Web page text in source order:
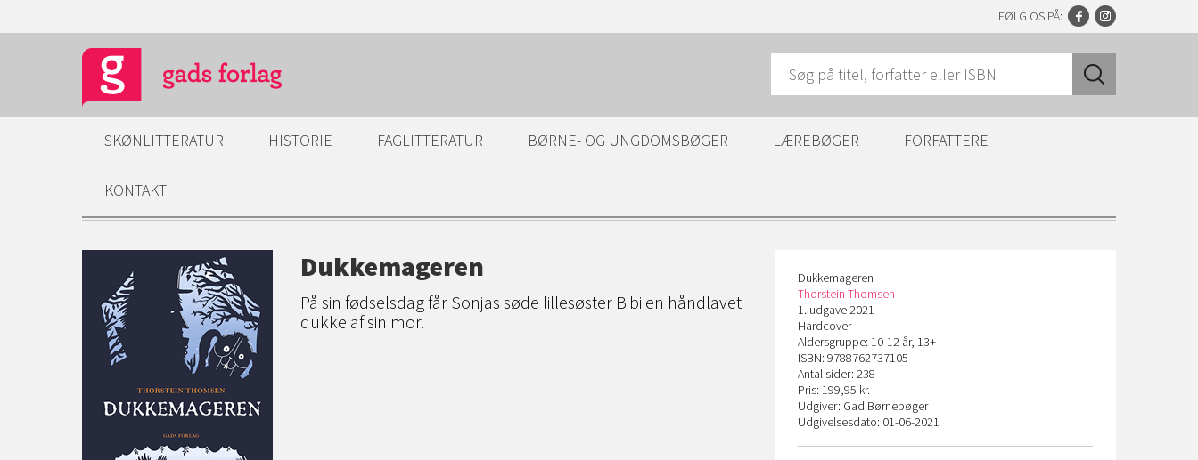
FØLG OS PÅ:
SKØNLITTERATUR HISTORIE FAGLITTERATUR BØRNE- OG UNGDOMSBØGER LÆREBØGER FORFATTERE
KONTAKT
Dukkemageren
På sin fødselsdag får Sonjas søde lillesøster Bibi en håndlavet
dukke af sin mor.
Dukkemageren
Thorstein Thomsen
1. udgave 2021
Hardcover
Aldersgruppe: 10-12 år, 13+
ISBN: 9788762737105
Antal sider: 238
Pris: 199,95 kr.
Udgiver: Gad Børnebøger
Udgivelsesdato: 01-06-2021